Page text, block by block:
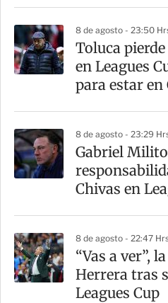
8 de agosto - 23:50
Toluca
en Leagues
para estar en
8 de agosto - 23:29
Gabriel
Chivas en
8 de agosto - 22:47
“Vas a ver”,
Herrera tras
Leagues Cup